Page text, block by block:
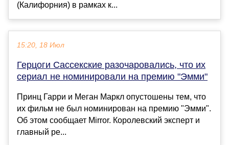
(Калифорния) в рамках к...
15:20, 18 Июл
Герцоги Сассекские разочаровались, что их
сериал не номинировали на премию "Эмми"
Принц Гарри и Меган Маркл опустошены тем, что
их фильм не был номинирован на премию "Эмми".
Об этом сообщает Mirror. Королевский эксперт и
главный ре...